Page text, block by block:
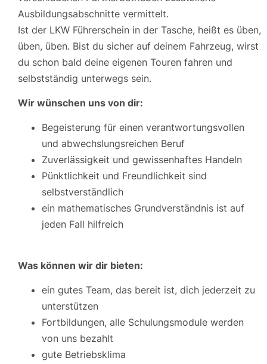
Ausbildungsabschnitte vermittelt.
Ist der LKW Führerschein in der Tasche, heißt es üben,
üben, üben. Bist du sicher auf deinem Fahrzeug, wirst
du schon bald deine eigenen Touren fahren und
selbstständig unterwegs sein.
Wir wünschen uns von dir:
Begeisterung für einen verantwortungsvollen
und abwechslungsreichen Beruf
Zuverlässigkeit und gewissenhaftes Handeln
Pünktlichkeit und Freundlichkeit sind
selbstverständlich
ein mathematisches Grundverständnis ist auf
jeden Fall hilfreich
Was können wir dir bieten:
ein gutes Team, das bereit ist, dich jederzeit zu
unterstützen
Fortbildungen, alle Schulungsmodule werden
von uns bezahlt
gute Betriebsklima